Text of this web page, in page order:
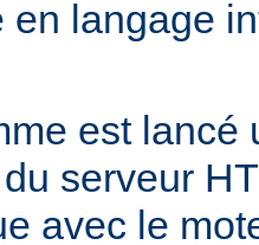
en langage
est lancé
serveur
avec le